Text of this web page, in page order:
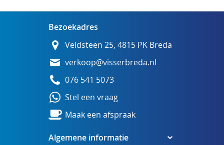
Algemene informatie
Bezoekadres
Veldsteen 25, 4815 PK Breda
verkoop@visserbreda.nl
076 541 5073
Stel een vraag
Maak een afspraak